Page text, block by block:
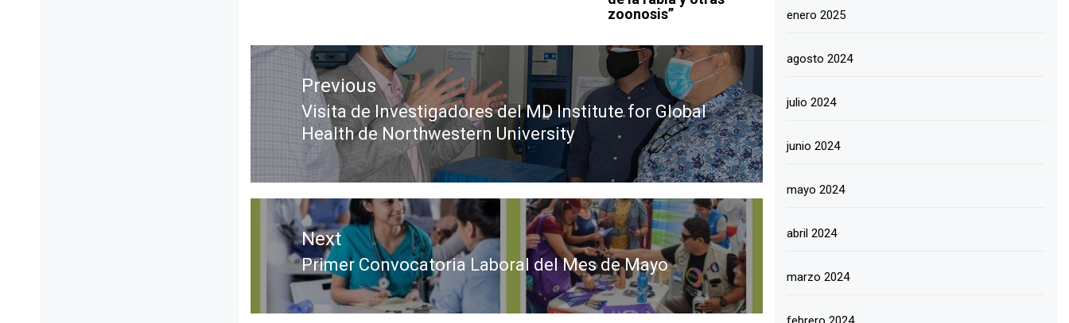
zoonosis”
Previous
Visita de Investigadores del MD Institute for Global
Health de Northwestern University
Next
Primer Convocatoria Laboral del Mes de Mayo
enero 2025
agosto 2024
julio 2024
junio 2024
mayo 2024
abril 2024
marzo 2024